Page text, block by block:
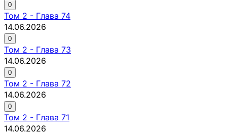
0
Том 2 - Глава 74
14.06.2026
0
Том 2 - Глава 73
14.06.2026
0
Том 2 - Глава 72
14.06.2026
0
Том 2 - Глава 71
14.06.2026